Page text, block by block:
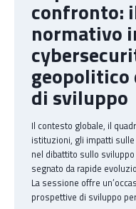
confronto:
normativo
geopolitico
di sviluppo
Il contesto globale, il
istituzioni, gli impatti
nel dibattito sullo
segnato da rapide
La sessione offre
prospettive di sviluppo